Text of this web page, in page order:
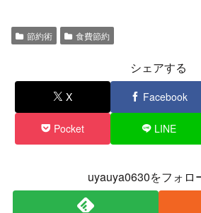
節約術 食費節約
シェアする
X Facebook
Pocket LINE
uyauya0630をフォロ